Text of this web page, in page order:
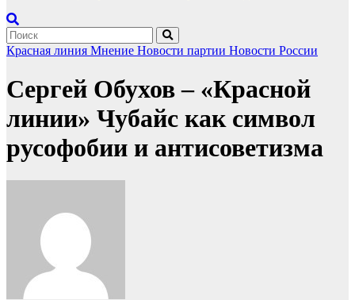
Красная линия Мнение Новости партии Новости России
Сергей Обухов – «Красной
линии» Чубайс как символ
русофобии и антисоветизма